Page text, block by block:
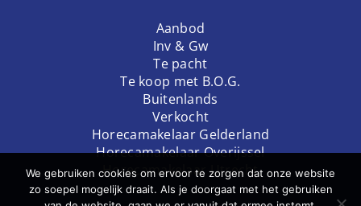
Aanbod
Inv & Gw
Te pacht
Te koop met B.O.G.
Buitenlands
Verkocht
Horecamakelaar Gelderland
Horecamakelaar Overijssel
Horecamakelaar Utrecht
We gebruiken cookies om ervoor te zorgen dat onze website
zo soepel mogelijk draait. Als je doorgaat met het gebruiken